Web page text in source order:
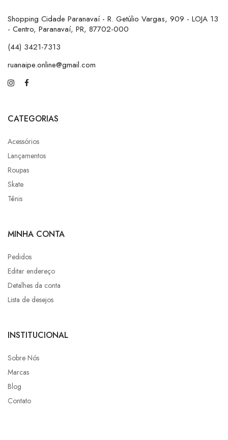
Shopping Cidade Paranavaí - R. Getúlio Vargas, 909 - LOJA 13
- Centro, Paranavaí, PR, 87702-000
(44) 3421-7313
ruanaipe.online@gmail.com
CATEGORIAS
Acessórios
Lançamentos
Roupas
Skate
Tênis
MINHA CONTA
Pedidos
Editar endereço
Detalhes da conta
Lista de desejos
INSTITUCIONAL
Sobre Nós
Marcas
Blog
Contato